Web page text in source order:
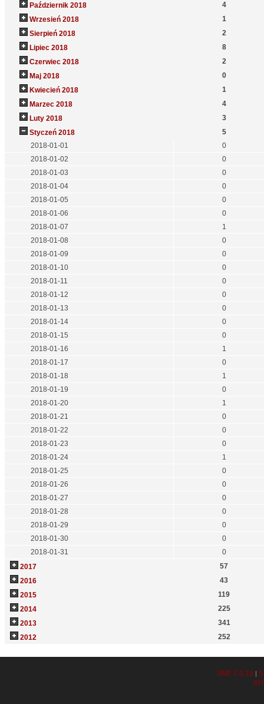
Październik 2018
4
Wrzesień 2018
1
Sierpień 2018
2
Lipiec 2018
8
Czerwiec 2018
2
Maj 2018
0
Kwiecień 2018
1
Marzec 2018
4
Luty 2018
3
Styczeń 2018
5
2018-01-01
0
2018-01-02
0
2018-01-03
0
2018-01-04
0
2018-01-05
0
2018-01-06
0
2018-01-07
1
2018-01-08
0
2018-01-09
0
2018-01-10
0
2018-01-11
0
2018-01-12
0
2018-01-13
0
2018-01-14
0
2018-01-15
0
2018-01-16
1
2018-01-17
0
2018-01-18
1
2018-01-19
0
2018-01-20
1
2018-01-21
0
2018-01-22
0
2018-01-23
0
2018-01-24
1
2018-01-25
0
2018-01-26
0
2018-01-27
0
2018-01-28
0
2018-01-29
0
2018-01-30
0
2018-01-31
0
2017
57
2016
43
2015
119
2014
225
2013
341
2012
252
SMF 2.0.19